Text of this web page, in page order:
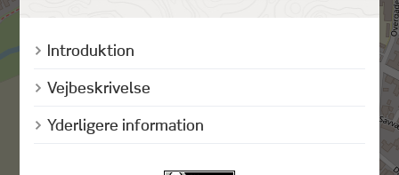
Introduktion
Vejbeskrivelse
Yderligere information